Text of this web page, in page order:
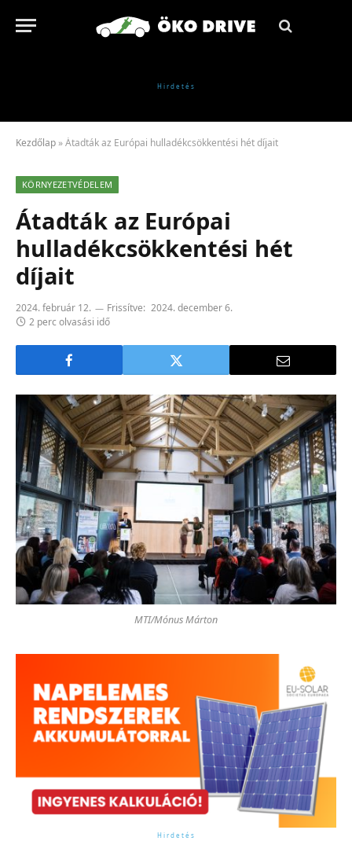
Kezdőlap »Átadták az Európai hulladékcsökkentési hét díjait
KÖRNYEZETVÉDELEM
Átadták az Európai
hulladékcsökkentési hét
díjait
2024. február 12. Frissítve: 2024. december 6.
2 perc olvasási idő
MTI/Mónus Márton